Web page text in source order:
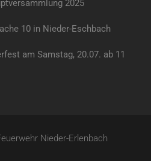
2025
10 in Nieder-Eschbach
am Samstag, 20.07. ab 11
Nieder-Erlenbach